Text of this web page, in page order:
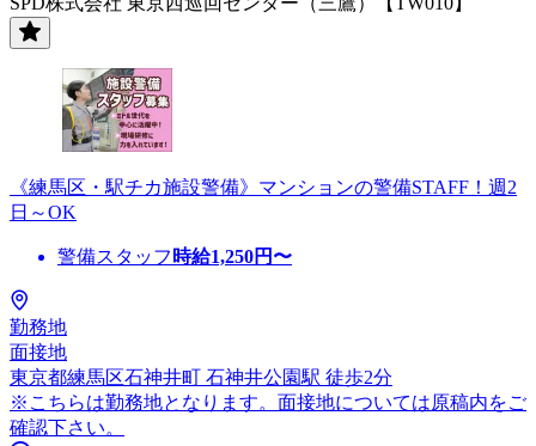
《練馬区・駅チカ施設警備》マンションの警備STAFF！週2
日～OK
警備スタッフ 時給1,250円〜
勤務地
面接地
東京都練馬区石神井町 石神井公園駅 徒歩2分
※こちらは勤務地となります。面接地については原稿内をご
確認下さい。